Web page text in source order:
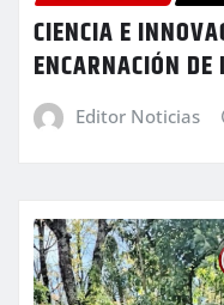
CIENCIA E
ENCARNACIÓN
Editor Noticias